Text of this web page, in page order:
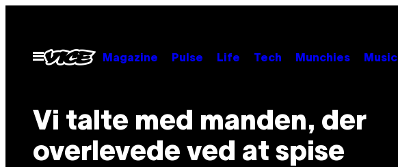
contentOpen
Menu
Magazine Pulse Life Tech Munchies Music
Vi talte med manden, der
overlevede ved at spise